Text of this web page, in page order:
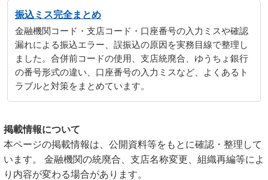
振込ミス完全まとめ
金融機関コード・支店コード・口座番号の入力ミスや確認
漏れによる振込エラー、誤振込の原因を実務目線で整理し
ました。合併前コードの使用、支店統廃合、ゆうちょ銀行
の番号形式の違い、口座番号の入力ミスなど、よくあるト
ラブルと対策をまとめています。
掲載情報について
本ページの掲載情報は、公開資料等をもとに確認・整理して
います。 金融機関の統廃合、支店名称変更、組織再編等によ
り内容が変わる場合があります。